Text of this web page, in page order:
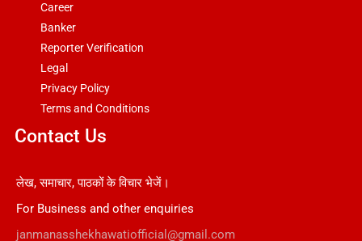
Career
Banker
Reporter Verification
Legal
Privacy Policy
Terms and Conditions
Contact Us
लेख, समाचार, पाठकों के विचार भेजें।
For Business and other enquiries
janmanasshekhawatiofficial@gmail.com